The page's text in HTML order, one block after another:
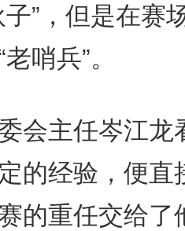
”，但是在赛
哨兵”。
主任岑江龙
的经验，便直
的重任交给了